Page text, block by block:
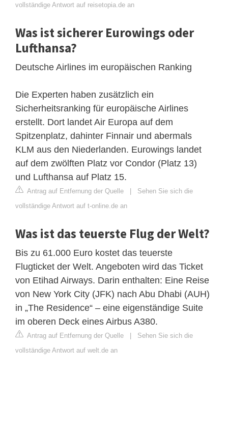
vollständige Antwort auf reisetopia.de an
Was ist sicherer Eurowings oder
Lufthansa?
Deutsche Airlines im europäischen Ranking
Die Experten haben zusätzlich ein
Sicherheitsranking für europäische Airlines
erstellt. Dort landet Air Europa auf dem
Spitzenplatz, dahinter Finnair und abermals
KLM aus den Niederlanden. Eurowings landet
auf dem zwölften Platz vor Condor (Platz 13)
und Lufthansa auf Platz 15.
Antrag auf Entfernung der Quelle | Sehen Sie sich die
vollständige Antwort auf t-online.de an
Was ist das teuerste Flug der Welt?
Bis zu 61.000 Euro kostet das teuerste
Flugticket der Welt. Angeboten wird das Ticket
von Etihad Airways. Darin enthalten: Eine Reise
von New York City (JFK) nach Abu Dhabi (AUH)
in „The Residence“ – eine eigenständige Suite
im oberen Deck eines Airbus A380.
Antrag auf Entfernung der Quelle | Sehen Sie sich die
vollständige Antwort auf welt.de an